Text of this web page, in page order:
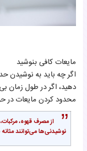
مایعات کافی بنوشید
اگر چه باید به نوشیدن
دهید، اگر در طول زمان
محدود کردن مایعات در
از مصرف قهوه،
نوشیدنی‌ها می‌توانند